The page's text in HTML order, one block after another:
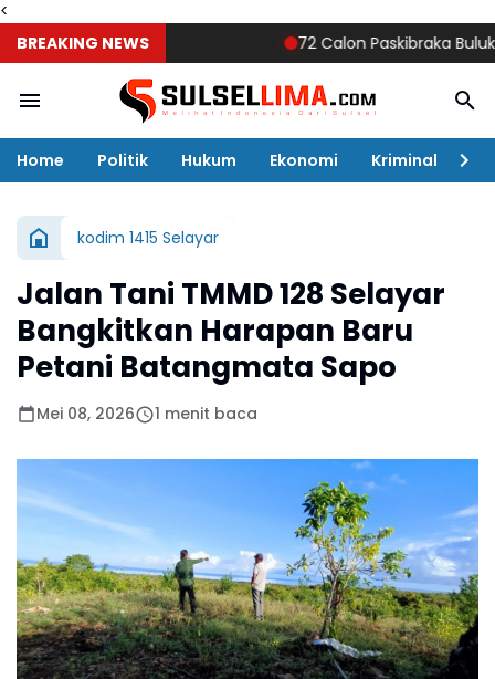
<
BREAKING NEWS
72 Calon Paskibraka Bulukumba
Home Politik Hukum Ekonomi Kriminal
kodim 1415 Selayar
Jalan Tani TMMD 128 Selayar
Bangkitkan Harapan Baru
Petani Batangmata Sapo
Mei 08, 2026 1 menit baca